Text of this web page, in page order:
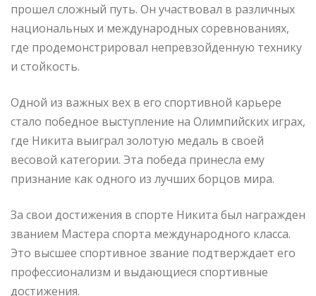
прошел сложный путь. Он участвовал в различных
национальных и международных соревнованиях,
где продемонстрировал непревзойденную технику
и стойкость.
Одной из важных вех в его спортивной карьере
стало победное выступление на Олимпийских играх,
где Никита выиграл золотую медаль в своей
весовой категории. Эта победа принесла ему
признание как одного из лучших борцов мира.
За свои достижения в спорте Никита был награжден
званием Мастера спорта международного класса.
Это высшее спортивное звание подтверждает его
профессионализм и выдающиеся спортивные
достижения.